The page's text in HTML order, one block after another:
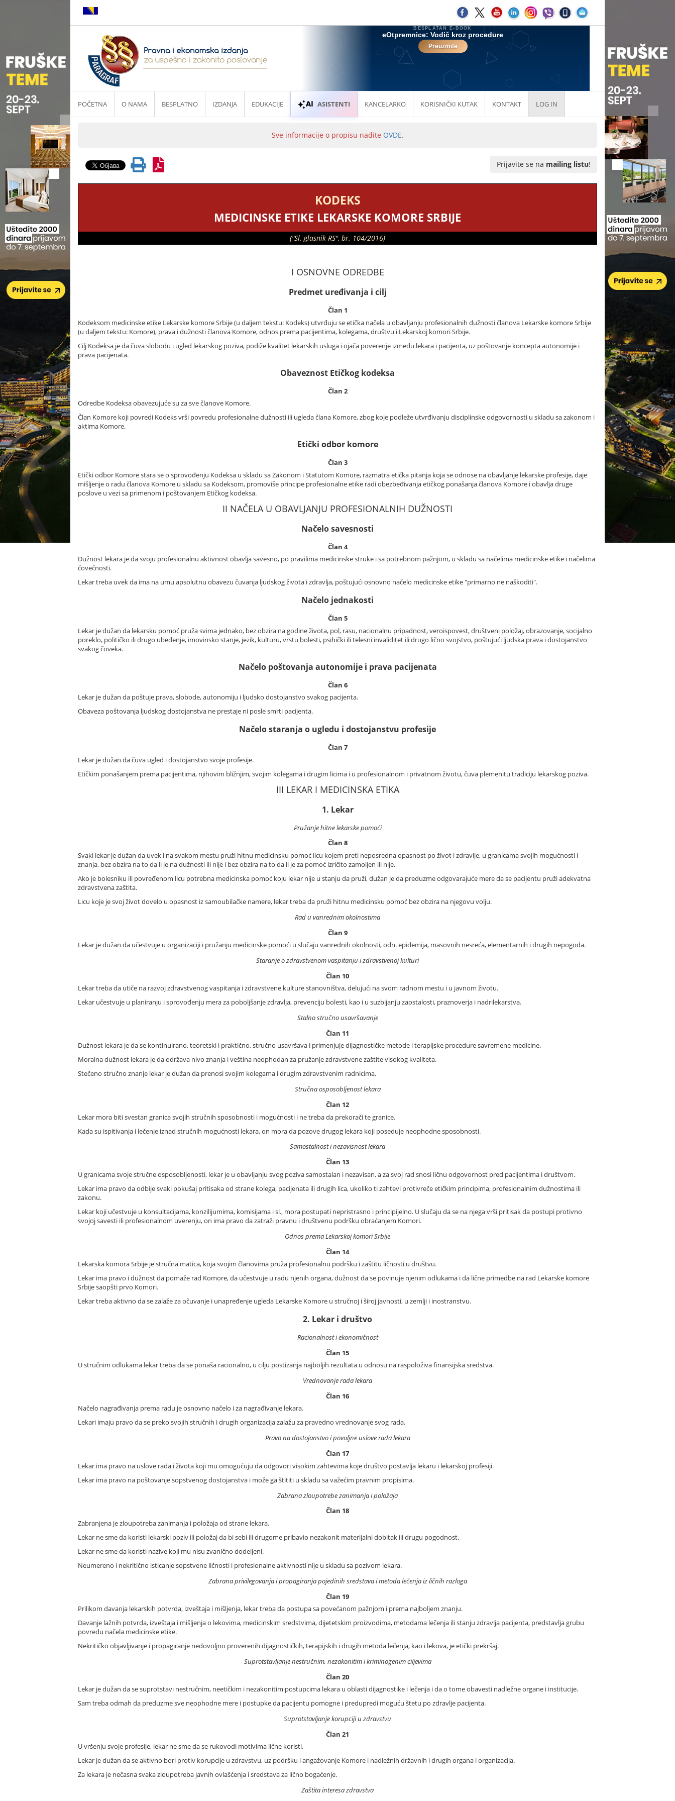
POČETNA O NAMA BESPLATNO IZDANJA EDUKACIJE ASISTENTI KANCELARKO KORISNIČKI KUTAK KONTAKT LOG IN
Sve informacije o propisu nađite OVDE.
Prijavite se na mailing listu!
KODEKS
MEDICINSKE ETIKE LEKARSKE KOMORE SRBIJE
("Sl. glasnik RS", br. 104/2016)
I OSNOVNE ODREDBE
Predmet uređivanja i cilj
Član 1
Kodeksom medicinske etike Lekarske komore Srbije (u daljem tekstu: Kodeks) utvrđuju se etička načela u obavljanju profesionalnih dužnosti članova Lekarske komore Srbije
(u daljem tekstu: Komore), prava i dužnosti članova Komore, odnos prema pacijentima, kolegama, društvu i Lekarskoj komori Srbije.
Cilj Kodeksa je da čuva slobodu i ugled lekarskog poziva, podiže kvalitet lekarskih usluga i ojača poverenje između lekara i pacijenta, uz poštovanje koncepta autonomije i
prava pacijenata.
Obaveznost Etičkog kodeksa
Član 2
Odredbe Kodeksa obavezujuće su za sve članove Komore.
Član Komore koji povredi Kodeks vrši povredu profesionalne dužnosti ili ugleda člana Komore, zbog koje podleže utvrđivanju disciplinske odgovornosti u skladu sa zakonom i
aktima Komore.
Etički odbor komore
Član 3
Etički odbor Komore stara se o sprovođenju Kodeksa u skladu sa Zakonom i Statutom Komore, razmatra etička pitanja koja se odnose na obavljanje lekarske profesije, daje
mišljenje o radu članova Komore u skladu sa Kodeksom, promoviše principe profesionalne etike radi obezbeđivanja etičkog ponašanja članova Komore i obavlja druge
poslove u vezi sa primenom i poštovanjem Etičkog kodeksa.
II NAČELA U OBAVLJANJU PROFESIONALNIH DUŽNOSTI
Načelo savesnosti
Član 4
Dužnost lekara je da svoju profesionalnu aktivnost obavlja savesno, po pravilima medicinske struke i sa potrebnom pažnjom, u skladu sa načelima medicinske etike i načelima
čovečnosti.
Lekar treba uvek da ima na umu apsolutnu obavezu čuvanja ljudskog života i zdravlja, poštujući osnovno načelo medicinske etike "primarno ne naškoditi".
Načelo jednakosti
Član 5
Lekar je dužan da lekarsku pomoć pruža svima jednako, bez obzira na godine života, pol, rasu, nacionalnu pripadnost, veroispovest, društveni položaj, obrazovanje, socijalno
poreklo, političko ili drugo ubeđenje, imovinsko stanje, jezik, kulturu, vrstu bolesti, psihički ili telesni invaliditet ili drugo lično svojstvo, poštujući ljudska prava i dostojanstvo
svakog čoveka.
Načelo poštovanja autonomije i prava pacijenata
Član 6
Lekar je dužan da poštuje prava, slobode, autonomiju i ljudsko dostojanstvo svakog pacijenta.
Obaveza poštovanja ljudskog dostojanstva ne prestaje ni posle smrti pacijenta.
Načelo staranja o ugledu i dostojanstvu profesije
Član 7
Lekar je dužan da čuva ugled i dostojanstvo svoje profesije.
Etičkim ponašanjem prema pacijentima, njihovim bližnjim, svojim kolegama i drugim licima i u profesionalnom i privatnom životu, čuva plemenitu tradiciju lekarskog poziva.
III LEKAR I MEDICINSKA ETIKA
1. Lekar
Pružanje hitne lekarske pomoći
Član 8
Svaki lekar je dužan da uvek i na svakom mestu pruži hitnu medicinsku pomoć licu kojem preti neposredna opasnost po život i zdravlje, u granicama svojih mogućnosti i
znanja, bez obzira na to da li je na dužnosti ili nije i bez obzira na to da li je za pomoć izričito zamoljen ili nije.
Ako je bolesniku ili povređenom licu potrebna medicinska pomoć koju lekar nije u stanju da pruži, dužan je da preduzme odgovarajuće mere da se pacijentu pruži adekvatna
zdravstvena zaštita.
Licu koje je svoj život dovelo u opasnost iz samoubilačke namere, lekar treba da pruži hitnu medicinsku pomoć bez obzira na njegovu volju.
Rad u vanrednim okolnostima
Član 9
Lekar je dužan da učestvuje u organizaciji i pružanju medicinske pomoći u slučaju vanrednih okolnosti, odn. epidemija, masovnih nesreća, elementarnih i drugih nepogoda.
Staranje o zdravstvenom vaspitanju i zdravstvenoj kulturi
Član 10
Lekar treba da utiče na razvoj zdravstvenog vaspitanja i zdravstvene kulture stanovništva, delujući na svom radnom mestu i u javnom životu.
Lekar učestvuje u planiranju i sprovođenju mera za poboljšanje zdravlja, prevenciju bolesti, kao i u suzbijanju zaostalosti, praznoverja i nadrilekarstva.
Stalno stručno usavršavanje
Član 11
Dužnost lekara je da se kontinuirano, teoretski i praktično, stručno usavršava i primenjuje dijagnostičke metode i terapijske procedure savremene medicine.
Moralna dužnost lekara je da održava nivo znanja i veština neophodan za pružanje zdravstvene zaštite visokog kvaliteta.
Stečeno stručno znanje lekar je dužan da prenosi svojim kolegama i drugim zdravstvenim radnicima.
Stručna osposobljenost lekara
Član 12
Lekar mora biti svestan granica svojih stručnih sposobnosti i mogućnosti i ne treba da prekorači te granice.
Kada su ispitivanja i lečenje iznad stručnih mogućnosti lekara, on mora da pozove drugog lekara koji poseduje neophodne sposobnosti.
Samostalnost i nezavisnost lekara
Član 13
U granicama svoje stručne osposobljenosti, lekar je u obavljanju svog poziva samostalan i nezavisan, a za svoj rad snosi ličnu odgovornost pred pacijentima i društvom.
Lekar ima pravo da odbije svaki pokušaj pritisaka od strane kolega, pacijenata ili drugih lica, ukoliko ti zahtevi protivreče etičkim principima, profesionalnim dužnostima ili
zakonu.
Lekar koji učestvuje u konsultacijama, konzilijumima, komisijama i sl., mora postupati nepristrasno i principijelno. U slučaju da se na njega vrši pritisak da postupi protivno
svojoj savesti ili profesionalnom uverenju, on ima pravo da zatraži pravnu i društvenu podršku obraćanjem Komori.
Odnos prema Lekarskoj komori Srbije
Član 14
Lekarska komora Srbije je stručna matica, koja svojim članovima pruža profesionalnu podršku i zaštitu ličnosti u društvu.
Lekar ima pravo i dužnost da pomaže rad Komore, da učestvuje u radu njenih organa, dužnost da se povinuje njenim odlukama i da lične primedbe na rad Lekarske komore
Srbije saopšti prvo Komori.
Lekar treba aktivno da se zalaže za očuvanje i unapređenje ugleda Lekarske Komore u stručnoj i široj javnosti, u zemlji i inostranstvu.
2. Lekar i društvo
Racionalnost i ekonomičnost
Član 15
U stručnim odlukama lekar treba da se ponaša racionalno, u cilju postizanja najboljih rezultata u odnosu na raspoloživa finansijska sredstva.
Vrednovanje rada lekara
Član 16
Načelo nagrađivanja prema radu je osnovno načelo i za nagrađivanje lekara.
Lekari imaju pravo da se preko svojih stručnih i drugih organizacija zalažu za pravedno vrednovanje svog rada.
Pravo na dostojanstvo i povoljne uslove rada lekara
Član 17
Lekar ima pravo na uslove rada i života koji mu omogućuju da odgovori visokim zahtevima koje društvo postavlja lekaru i lekarskoj profesiji.
Lekar ima pravo na poštovanje sopstvenog dostojanstva i može ga štititi u skladu sa važećim pravnim propisima.
Zabrana zloupotrebe zanimanja i položaja
Član 18
Zabranjena je zloupotreba zanimanja i položaja od strane lekara.
Lekar ne sme da koristi lekarski poziv ili položaj da bi sebi ili drugome pribavio nezakonit materijalni dobitak ili drugu pogodnost.
Lekar ne sme da koristi nazive koji mu nisu zvanično dodeljeni.
Neumereno i nekritično isticanje sopstvene ličnosti i profesionalne aktivnosti nije u skladu sa pozivom lekara.
Zabrana privilegovanja i propagiranja pojedinih sredstava i metoda lečenja iz ličnih razloga
Član 19
Prilikom davanja lekarskih potvrda, izveštaja i mišljenja, lekar treba da postupa sa povećanom pažnjom i prema najboljem znanju.
Davanje lažnih potvrda, izveštaja i mišljenja o lekovima, medicinskim sredstvima, dijetetskim proizvodima, metodama lečenja ili stanju zdravlja pacijenta, predstavlja grubu
povredu načela medicinske etike.
Nekritičko objavljivanje i propagiranje nedovoljno proverenih dijagnostičkih, terapijskih i drugih metoda lečenja, kao i lekova, je etički prekršaj.
Suprotstavljanje nestručnim, nezakonitim i kriminogenim ciljevima
Član 20
Lekar je dužan da se suprotstavi nestručnim, neetičkim i nezakonitim postupcima lekara u oblasti dijagnostike i lečenja i da o tome obavesti nadležne organe i institucije.
Sam treba odmah da preduzme sve neophodne mere i postupke da pacijentu pomogne i predupredi moguću štetu po zdravlje pacijenta.
Suprotstavljanje korupciji u zdravstvu
Član 21
U vršenju svoje profesije, lekar ne sme da se rukovodi motivima lične koristi.
Lekar je dužan da se aktivno bori protiv korupcije u zdravstvu, uz podršku i angažovanje Komore i nadležnih državnih i drugih organa i organizacija.
Za lekara je nečasna svaka zloupotreba javnih ovlašćenja i sredstava za lično bogaćenje.
Zaštita interesa zdravstva